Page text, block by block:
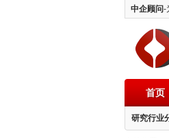
中企顾问-
中企顾问
首页
研究行业